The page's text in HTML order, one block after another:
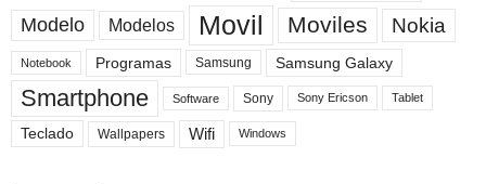
Modelo Modelos Movil Moviles Nokia
Notebook Programas Samsung Samsung Galaxy
Smartphone Software Sony Sony Ericson Tablet
Teclado Wallpapers Wifi Windows